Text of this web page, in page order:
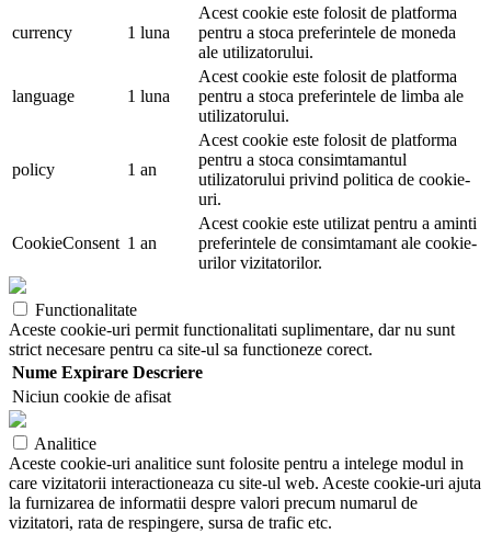
currency 1 luna
Acest cookie este folosit de platforma
pentru a stoca preferintele de moneda
ale utilizatorului.
language 1 luna
Acest cookie este folosit de platforma
pentru a stoca preferintele de limba ale
utilizatorului.
policy 1 an
Acest cookie este folosit de platforma
pentru a stoca consimtamantul
utilizatorului privind politica de cookie-
uri.
CookieConsent 1 an
Acest cookie este utilizat pentru a aminti
preferintele de consimtamant ale cookie-
urilor vizitatorilor.
Functionalitate
Aceste cookie-uri permit functionalitati suplimentare, dar nu sunt
strict necesare pentru ca site-ul sa functioneze corect.
Nume Expirare Descriere
Niciun cookie de afisat
Analitice
Aceste cookie-uri analitice sunt folosite pentru a intelege modul in
care vizitatorii interactioneaza cu site-ul web. Aceste cookie-uri ajuta
la furnizarea de informatii despre valori precum numarul de
vizitatori, rata de respingere, sursa de trafic etc.